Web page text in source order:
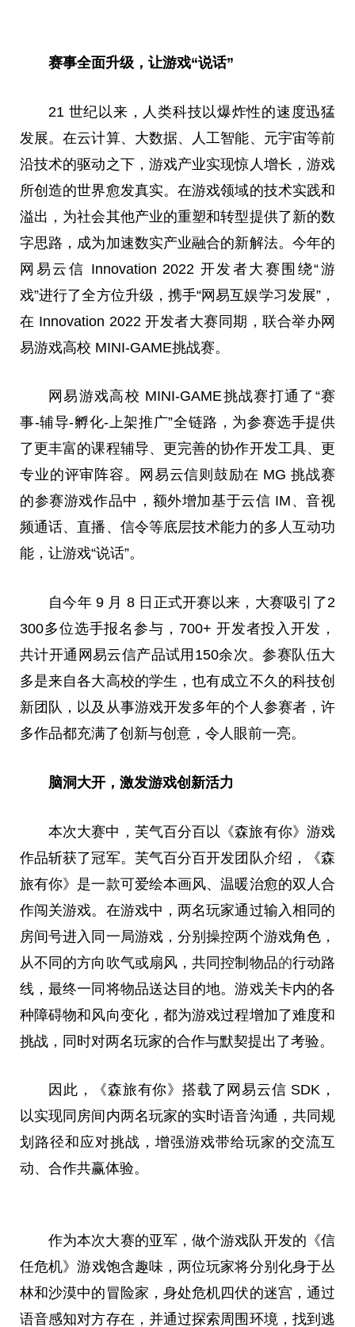
赛事全面升级，让游戏“说话”
21 世纪以来，人类科技以爆炸性的速度迅猛
发展。在云计算、大数据、人工智能、 元宇宙等前
沿技术的驱动之下，游戏产业实现惊人增长，游戏
所创造的世界愈发真实。在游戏领域的技术实践和
溢出，为社会其他产业的重塑和转型提供了新的数
字思路，成为加速数实产业融合的新解法。今年的
网易云信 Innovation 2022 开发者大赛 围绕“游
戏”进行了全方位升级，携手“网易互娱学习发展”，
在 Innovation 2022 开发者大赛 同期，联合举办网
易游戏高校 MINI-GAME挑战赛。
网易游戏高校 MINI-GAME挑战赛打通了“赛
事-辅导-孵化-上架推广”全链路，为参赛选手提供
了更丰富的课程辅导、更完善的协作开发工具、更
专业的评审阵容。网易云信则鼓励在 MG 挑战赛
的参赛游戏作品中，额外增加基于云信 IM、音视
频通话、直播、信令等底层技术能力的多人互动功
能，让游戏“说话”。
自今年 9 月 8 日正式开赛以来， 大赛吸引了2
300多位选手报名参与，700+ 开发者投入开发，
共计开通网易云信产品试用150余次。参赛队伍大
多是来自各大高校的学生，也有成立不久的科技创
新团队，以及从事游戏开发多年的个人参赛者，许
多作品都充满了创新与创意，令人眼前一亮。
脑洞大开，激发游戏创新活力
本次大赛中，芙气百分百以《森旅有你》游戏
作品斩获了冠军。芙气百分百开发团队介绍，《森
旅有你》是一款可爱绘本画风、温暖治愈的双人合
作闯关游戏。在游戏中，两名玩家通过输入相同的
房间号进入同一局游戏，分别操控两个游戏角色，
从不同的方向吹气或扇风，共同控制物品的行动路
线，最终一同将物品送达目的地。游戏关卡内的各
种障碍物和风向变化，都为游戏过程增加了难度和
挑战，同时对两名玩家的合作与默契提出了考验。
因此，《森旅有你》搭载了网易云信 SDK，
以实现同房间内两名玩家的实时语音沟通，共同规
划路径和应对挑战，增强游戏带给玩家的交流互
动、合作共赢体验。
作为本次大赛的亚军，做个游戏队开发的《信
任危机》游戏饱含趣味，两位玩家将分别化身于丛
林和沙漠中的冒险家，身处危机四伏的迷宫，通过
语音感知对方存在，并通过探索周围环境，找到逃